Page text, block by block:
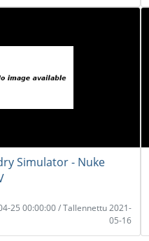
Simulator - Nuke
25 00:00:00 / Tallennettu 2021-
05-16